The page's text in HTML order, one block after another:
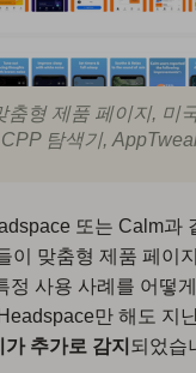
춤형 제품 페이지, 미
CPP 탐색기,
또는 Calm과
이 맞춤형 제품 페이
정 사용 사례를 어떻
만 해도 지
추가로 감지 되었습